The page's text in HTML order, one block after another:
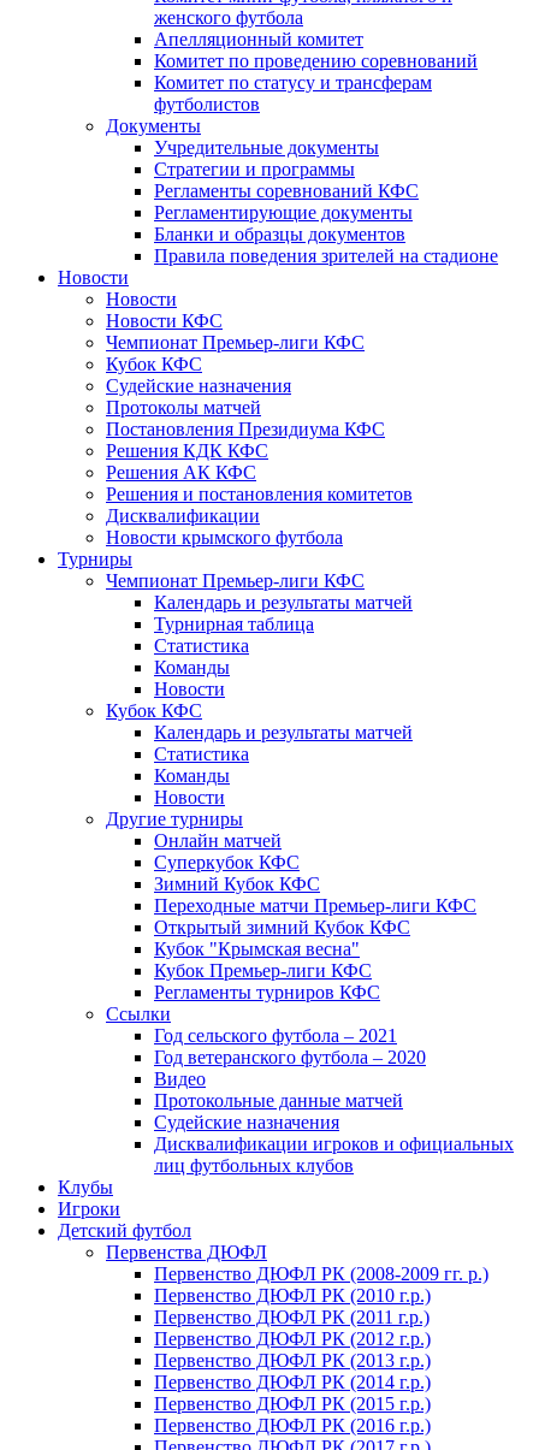
женского футбола
Апелляционный комитет
Комитет по проведению соревнований
Комитет по статусу и трансферам
футболистов
Документы
Учредительные документы
Стратегии и программы
Регламенты соревнований КФС
Регламентирующие документы
Бланки и образцы документов
Правила поведения зрителей на стадионе
Новости
Новости
Новости КФС
Чемпионат Премьер-лиги КФС
Кубок КФС
Судейские назначения
Протоколы матчей
Постановления Президиума КФС
Решения КДК КФС
Решения АК КФС
Решения и постановления комитетов
Дисквалификации
Новости крымского футбола
Турниры
Чемпионат Премьер-лиги КФС
Календарь и результаты матчей
Турнирная таблица
Статистика
Команды
Новости
Кубок КФС
Календарь и результаты матчей
Статистика
Команды
Новости
Другие турниры
Онлайн матчей
Суперкубок КФС
Зимний Кубок КФС
Переходные матчи Премьер-лиги КФС
Открытый зимний Кубок КФС
Кубок "Крымская весна"
Кубок Премьер-лиги КФС
Регламенты турниров КФС
Ссылки
Год сельского футбола – 2021
Год ветеранского футбола – 2020
Видео
Протокольные данные матчей
Судейские назначения
Дисквалификации игроков и официальных
лиц футбольных клубов
Клубы
Игроки
Детский футбол
Первенства ДЮФЛ
Первенство ДЮФЛ РК (2008-2009 гг. р.)
Первенство ДЮФЛ РК (2010 г.р.)
Первенство ДЮФЛ РК (2011 г.р.)
Первенство ДЮФЛ РК (2012 г.р.)
Первенство ДЮФЛ РК (2013 г.р.)
Первенство ДЮФЛ РК (2014 г.р.)
Первенство ДЮФЛ РК (2015 г.р.)
Первенство ДЮФЛ РК (2016 г.р.)